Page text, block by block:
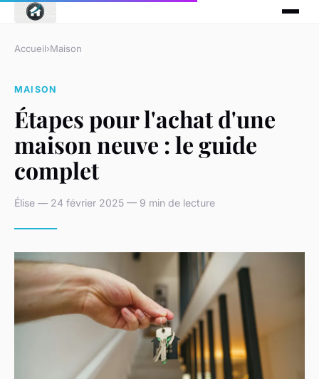
Accueil›Maison
MAISON
Étapes pour l'achat d'une
maison neuve : le guide
complet
Élise — 24 février 2025 — 9 min de lecture